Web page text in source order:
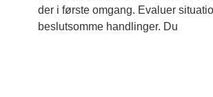
der i første omgang. Evaluer
beslutsomme handlinger. Du